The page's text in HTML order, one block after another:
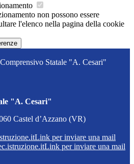
non possono essere
l'elenco nella pagina della cookie
Statale "A. Cesari"
"A. Cesari"
Castel d’Azzano (VR)
Link per inviare una mail
Link per inviare una mail